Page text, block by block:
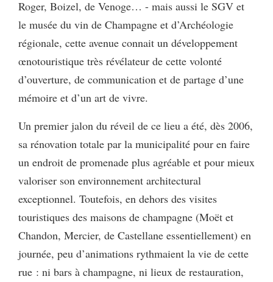
Roger, Boizel, de Venoge… - mais aussi le SGV et
le musée du vin de Champagne et d’Archéologie
régionale, cette avenue connait un développement
œnotouristique très révélateur de cette volonté
d’ouverture, de communication et de partage d’une
mémoire et d’un art de vivre.
Un premier jalon du réveil de ce lieu a été, dès 2006,
sa rénovation totale par la municipalité pour en faire
un endroit de promenade plus agréable et pour mieux
valoriser son environnement architectural
exceptionnel. Toutefois, en dehors des visites
touristiques des maisons de champagne (Moët et
Chandon, Mercier, de Castellane essentiellement) en
journée, peu d’animations rythmaient la vie de cette
rue : ni bars à champagne, ni lieux de restauration,